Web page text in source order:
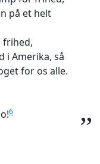
på et helt
frihed,
i Amerika, så
for os alle.
6 ”